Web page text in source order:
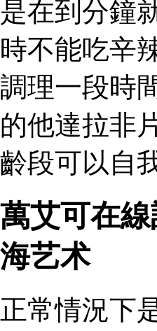
是在到分鐘
時不能吃辛
調理一段時
的他達拉非
齡段可以自
萬艾可在
海艺术
正常情況下